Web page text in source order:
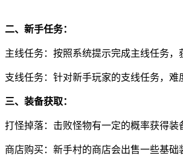
二、新手任务：
主线任务：按照系统提示完成主线任务，
支线任务：针对新手玩家的支线任务，难
三、装备获取：
打怪掉落：击败怪物有一定的概率获得装
商店购买：新手村的商店会出售一些基础